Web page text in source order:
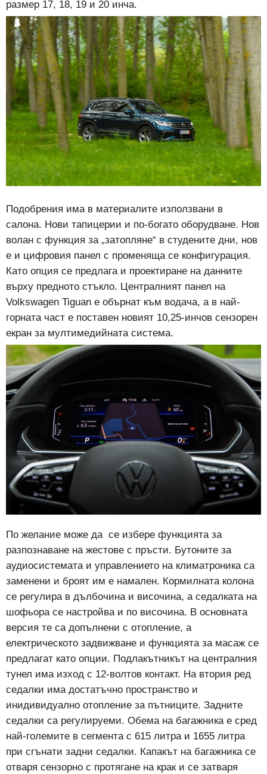
размер 17, 18, 19 и 20 инча.
Подобрения има в материалите използвани в
салона. Нови тапицерии и по-богато оборудване. Нов
волан с функция за „затопляне“ в студените дни, нов
е и цифровия панел с променяща се конфигурация.
Като опция се предлага и проектиране на данните
върху предното стъкло. Централният панел на
Volkswagen Tiguan е обърнат към водача, а в най-
горната част е поставен новият 10,25-инчов сензорен
екран за мултимедийната система.
По желание може да се избере функцията за
разпознаване на жестове с пръсти. Бутоните за
аудиосистемата и управлението на климатроника са
заменени и броят им е намален. Кормилната колона
се регулира в дълбочина и височина, а седалката на
шофьора се настройва и по височина. В основната
версия те са допълнени с отопление, а
електрическото задвижване и функцията за масаж се
предлагат като опции. Подлакътникът на централния
тунел има изход с 12-волтов контакт. На втория ред
седалки има достатъчно пространство и
инидивидуално отопление за пътниците. Задните
седалки са регулируеми. Обема на багажника е сред
най-големите в сегмента с 615 литра и 1655 литра
при сгънати задни седалки. Капакът на багажника се
отваря сензорно с протягане на крак и се затваря